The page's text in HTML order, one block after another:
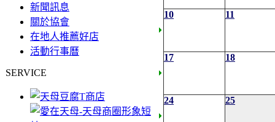
新聞訊息
關於協會
在地人推薦好店
活動行事曆
SERVICE
10 11
17 18
24 25